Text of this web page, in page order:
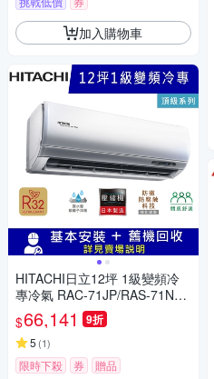
加入購物車
HITACHI日立12坪 1級變頻冷
專冷氣 RAC-71JP/RAS-71NJP
1 頂級R32冷媒
$66,141 9折
5 (1)
限時下殺 券 贈品